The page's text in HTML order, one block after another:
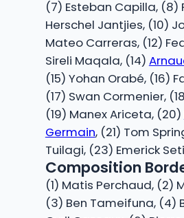
(7) Esteban Capilla, (8)
Herschel Jantjies, (10)
Mateo Carreras, (12)
Sireli Maqala, (14)
(15) Yohan Orabé, (16)
(17) Swan Cormenier,
(19) Manex Ariceta, (20)
Germain, (21) Tom
Tuilagi, (23) Emerick
Composition
(1) Matis Perchaud, (2)
(3) Ben Tameifuna, (4)